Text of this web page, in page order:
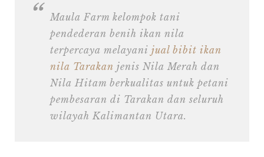
Maula Farm kelompok tani
pendederan benih ikan nila
terpercaya melayani jual bibit ikan
nila Tarakan jenis Nila Merah dan
Nila Hitam berkualitas untuk petani
pembesaran di Tarakan dan seluruh
wilayah Kalimantan Utara.